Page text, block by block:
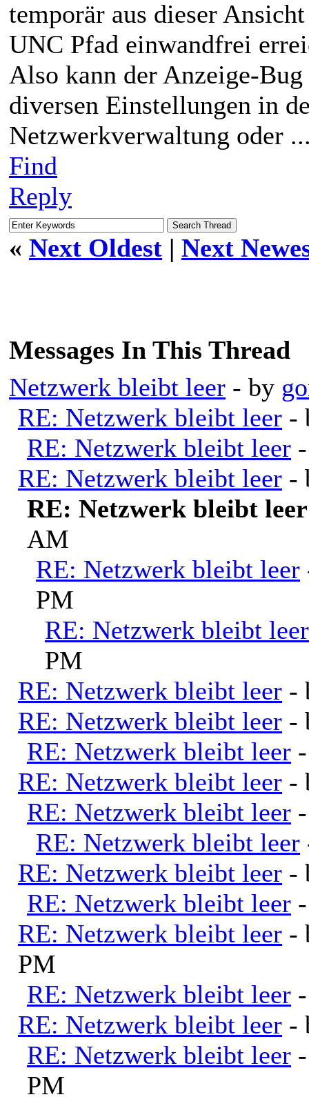
temporär aus dieser
UNC Pfad einwandfrei
Also kann der Anzeige-
diversen Einstellungen in
Netzwerkverwaltung oder
Find
Reply
« Next Oldest | Next
Messages In This Thread
Netzwerk bleibt leer - by
RE: Netzwerk bleibt leer -
RE: Netzwerk bleibt leer
RE: Netzwerk bleibt leer -
RE: Netzwerk bleibt leer
AM
RE: Netzwerk bleibt leer
PM
RE: Netzwerk bleibt leer
PM
RE: Netzwerk bleibt leer -
RE: Netzwerk bleibt leer -
RE: Netzwerk bleibt leer
RE: Netzwerk bleibt leer -
RE: Netzwerk bleibt leer
RE: Netzwerk bleibt leer
RE: Netzwerk bleibt leer -
RE: Netzwerk bleibt leer
RE: Netzwerk bleibt leer -
PM
RE: Netzwerk bleibt leer
RE: Netzwerk bleibt leer -
RE: Netzwerk bleibt leer
PM